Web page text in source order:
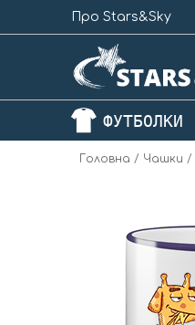
Про Stars&Sky
ФУТБОЛКИ
Головна / Чашки /